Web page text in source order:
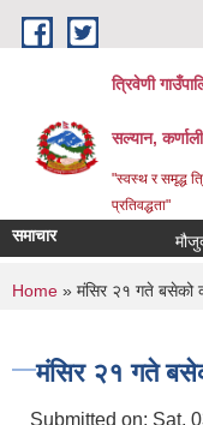
Skip to main content
त्रिवेणी
सल्यान,
"स्वस्थ र समृद्ध
प्रतिवद्धता"
समाचार
You are
Home » मंसिर २१ गते बसेको
मंसिर २१ गते
Submitted on: Sat,